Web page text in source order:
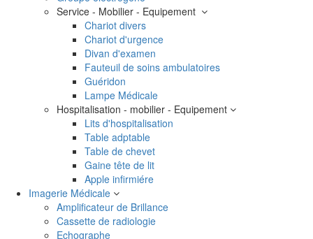
Service - Mobilier - Equipement
Chariot divers
Chariot d'urgence
Divan d'examen
Fauteuil de soins ambulatoires
Guéridon
Lampe Médicale
Hospitalisation - mobilier - Equipement
Lits d'hospitalisation
Table adptable
Table de chevet
Gaine tête de lit
Apple infirmiére
Imagerie Médicale
Amplificateur de Brillance
Cassette de radiologie
Echographe